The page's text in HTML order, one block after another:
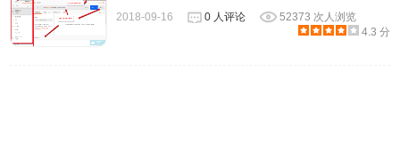
2018-09-16 0 人评论
52373 次人浏览
4.3 分